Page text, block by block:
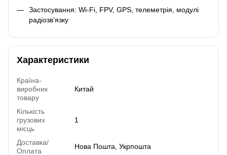
Застосування: Wi-Fi, FPV, GPS, телеметрія, модулі
радіозв’язку
Характеристики
Країна-
виробник
товару
Китай
Кількість
грузових
місць
1
Доставка/
Оплата
Нова Пошта, Укрпошта